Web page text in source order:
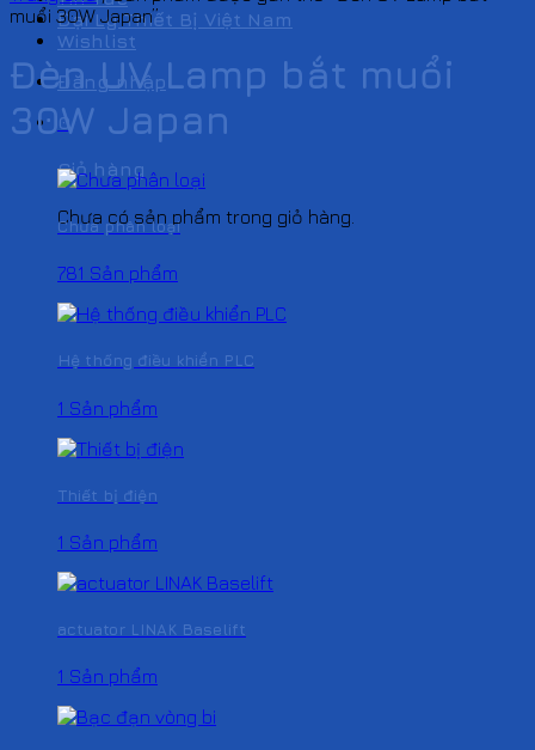
Đại Lý Thiết Bị Việt Nam
Wishlist
Đăng nhập
0
Giỏ hàng
Chưa có sản phẩm trong giỏ hàng.
muổi 30W Japan”
Đèn UV Lamp bắt muổi
30W Japan
Chưa phân loại
781 Sản phẩm
Hệ thống điều khiển PLC
1 Sản phẩm
Thiết bị điện
1 Sản phẩm
actuator LINAK Baselift
1 Sản phẩm